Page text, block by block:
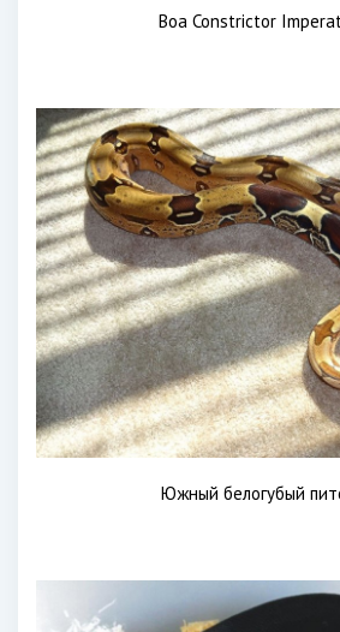
Boa Constrictor
Южный белогубый